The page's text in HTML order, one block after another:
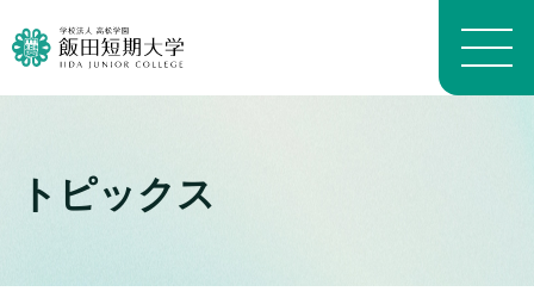
大学概要トップ
学科・専攻の教育目的
学科案内トップ
トピックス